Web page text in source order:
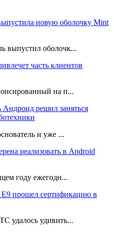
новую оболочку Mint
выпустил оболочк...
часть клиентов
на п...
Андроид решил заняться
и уже ...
реализовать в Android
году ежегодн...
прошел сертификацию в
удалось удивить...